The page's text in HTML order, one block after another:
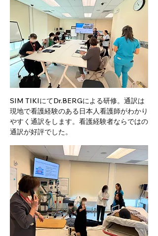
SIM TIKIにてDr.BERGによる研修。通訳は
現地で看護経験のある日本人看護師がわかり
やすく通訳をします。看護経験者ならではの
通訳が好評でした。